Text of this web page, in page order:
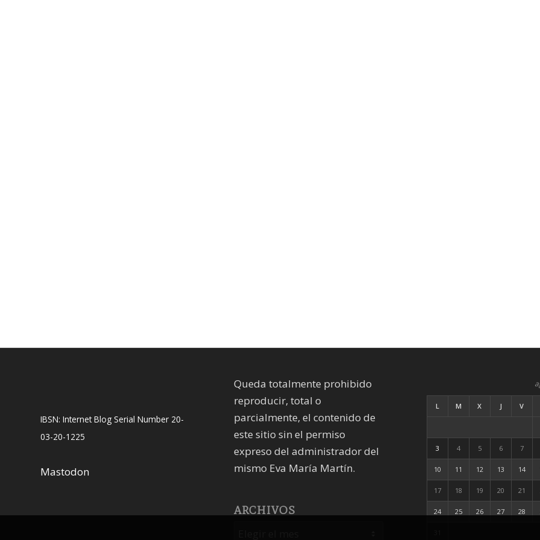
IBSN: Internet Blog Serial Number 20-
03-20-1225
Mastodon
Queda totalmente prohibido
reproducir, total o
parcialmente, el contenido de
este sitio sin el permiso
expreso del administrador del
mismo Eva María Martín.
ARCHIVOS
L M X J V
3 4 5 6 7
10 11 12 13 14
17 18 19 20 21
24 25 26 27 28